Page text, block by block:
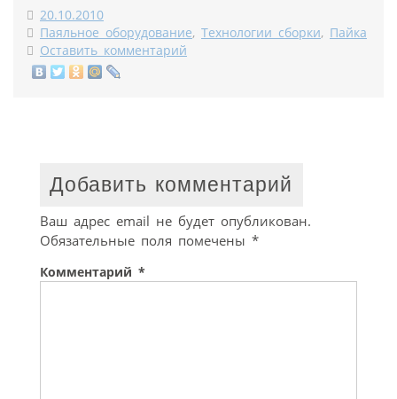
20.10.2010
Паяльное оборудование, Технологии сборки, Пайка
Оставить комментарий
Добавить комментарий
Ваш адрес email не будет опубликован.
Обязательные поля помечены *
Комментарий *